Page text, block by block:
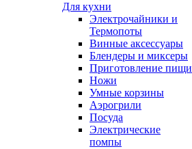
Для кухни
Электрочайники и
Термопоты
Винные аксессуары
Блендеры и миксеры
Приготовление пищи
Ножи
Умные корзины
Аэрогрили
Посуда
Электрические
помпы